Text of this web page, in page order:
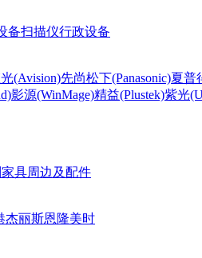
备扫描仪行政设备
(Avision)先尚松下(Panasonic)夏普
影源(WinMage)精益(Plustek)紫光
家具周边及配件
杰丽斯恩隆美时